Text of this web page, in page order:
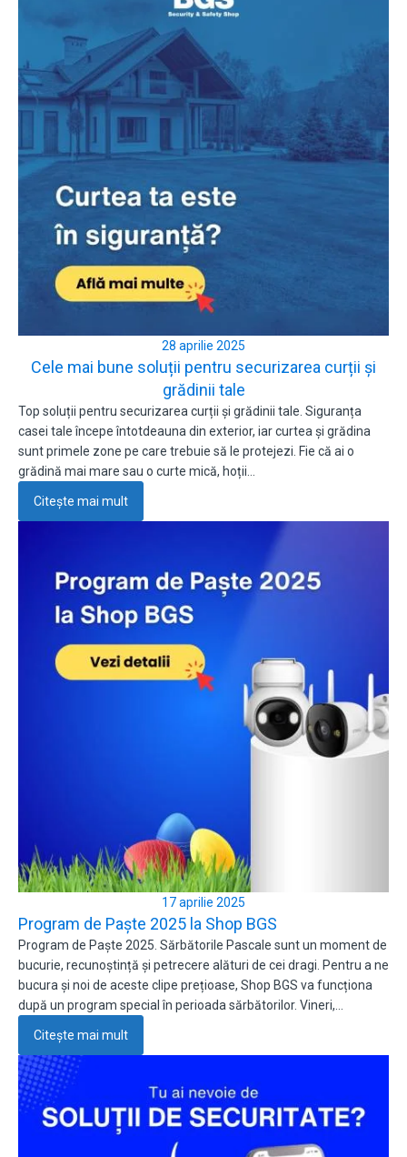
28 aprilie 2025
Cele mai bune soluții pentru securizarea curții și
grădinii tale
Top soluții pentru securizarea curții și grădinii tale. Siguranța
casei tale începe întotdeauna din exterior, iar curtea și grădina
sunt primele zone pe care trebuie să le protejezi. Fie că ai o
grădină mai mare sau o curte mică, hoții…
Citește mai mult
17 aprilie 2025
Program de Paște 2025 la Shop BGS
Program de Paște 2025. Sărbătorile Pascale sunt un moment de
bucurie, recunoștință și petrecere alături de cei dragi. Pentru a ne
bucura și noi de aceste clipe prețioase, Shop BGS va funcționa
după un program special în perioada sărbătorilor. Vineri,…
Citește mai mult